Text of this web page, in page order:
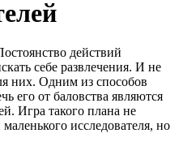
действий
себе развлечения. И не
них. Одним из способов
его от баловства являются
Игра такого плана не
исследователя, но